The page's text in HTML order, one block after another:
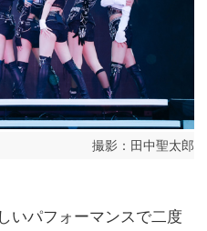
撮影：田中聖太郎
いパフォーマンスで二度